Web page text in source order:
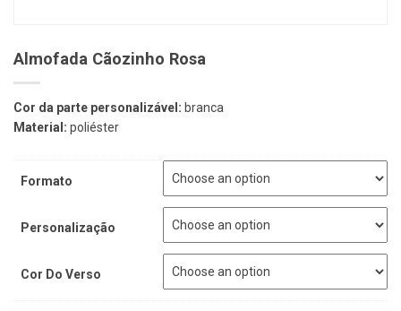
Almofada Cãozinho Rosa
Cor da parte personalizável: branca
Material: poliéster
Formato
Personalização
Cor Do Verso